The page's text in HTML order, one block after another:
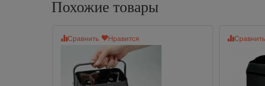
Похожие товары
Сравнить Нравится Сравнить